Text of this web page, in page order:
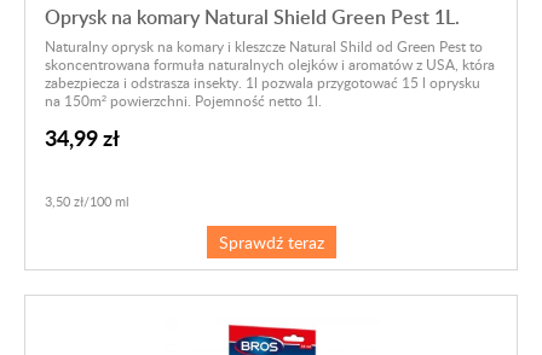
Oprysk na komary Natural Shield Green Pest 1L.
Naturalny oprysk na komary i kleszcze Natural Shild od Green Pest to
skoncentrowana formuła naturalnych olejków i aromatów z USA, która
zabezpiecza i odstrasza insekty. 1l pozwala przygotować 15 l oprysku
na 150m² powierzchni. Pojemność netto 1l.
34,99 zł
3,50 zł/100 ml
Sprawdź teraz